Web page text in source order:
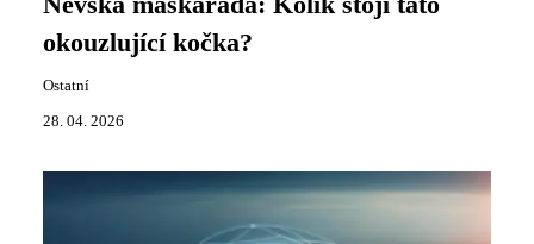
okouzlující kočka?
Ostatní
28. 04. 2026